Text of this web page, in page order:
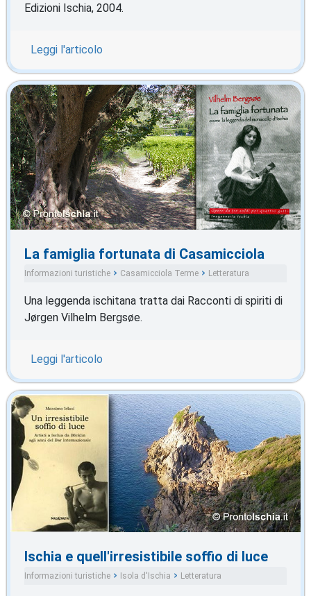
Edizioni Ischia, 2004.
Leggi l'articolo
La famiglia fortunata di Casamicciola
Informazioni turistiche Casamicciola Terme Letteratura
Una leggenda ischitana tratta dai Racconti di spiriti di
Jørgen Vilhelm Bergsøe.
Leggi l'articolo
Ischia e quell'irresistibile soffio di luce
Informazioni turistiche Isola d'Ischia Letteratura